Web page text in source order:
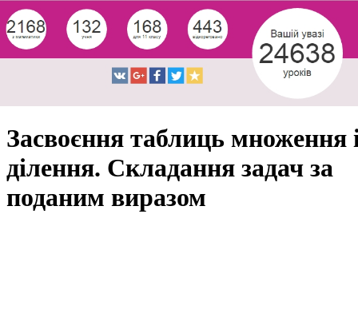
Засвоєння таблиць множення
ділення. Складання задач за
поданим виразом